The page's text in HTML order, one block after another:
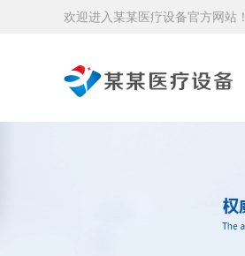
欢迎进入某某医疗设备官方网站！